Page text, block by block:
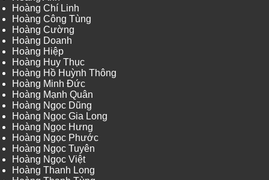
Hoàng Chí Linh
Hoàng Công Tùng
Hoàng Cường
Hoàng Doanh
Hoàng Hiệp
Hoàng Huy Thục
Hoàng Hồ Huỳnh Thông
Hoàng Minh Đức
Hoàng Mạnh Quân
Hoàng Ngọc Dũng
Hoàng Ngọc Gia Long
Hoàng Ngọc Hưng
Hoàng Ngọc Phước
Hoàng Ngọc Tuyên
Hoàng Ngọc Việt
Hoàng Thanh Long